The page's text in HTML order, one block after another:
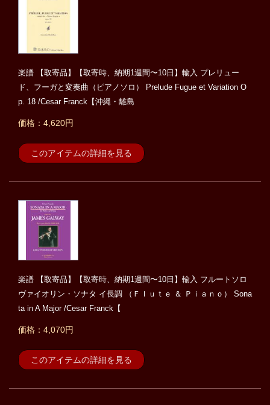
楽譜 【取寄品】【取寄時、納期1週間〜10日】輸入 プレリュー
ド、フーガと変奏曲（ピアノソロ） Prelude Fugue et Variation O
p. 18 /Cesar Franck【沖縄・離島
価格：4,620円
このアイテムの詳細を見る
楽譜 【取寄品】【取寄時、納期1週間〜10日】輸入 フルートソロ
ヴァイオリン・ソナタ イ長調 （Ｆｌｕｔｅ ＆ Ｐｉａｎｏ） Sona
ta in A Major /Cesar Franck【
価格：4,070円
このアイテムの詳細を見る